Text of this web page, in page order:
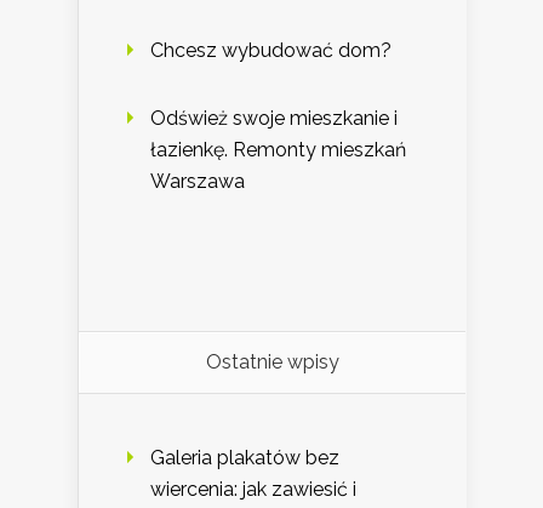
Chcesz wybudować dom?
Odśwież swoje mieszkanie i
łazienkę. Remonty mieszkań
Warszawa
Ostatnie wpisy
Galeria plakatów bez
wiercenia: jak zawiesić i